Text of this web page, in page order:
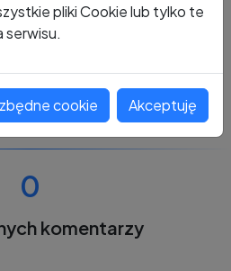
0
komentarzy
pliki Cookie lub tylko te
serwisu.
cookie Akceptuję